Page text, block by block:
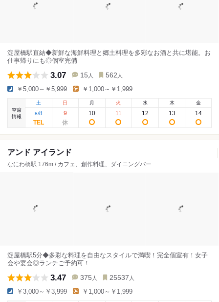
淀屋橋駅直結◆新鮮な海鮮料理と郷土料理を多彩なお酒と共に堪能。お
仕事帰りにも◎個室完備
3.07 15 人 562 人
￥5,000～￥5,999 ￥1,000～￥1,999
空席
情報
土
8/8
日
9
月
10
火
11
水
12
木
13
金
14
アンド アイランド
なにわ橋駅 176m / カフェ、創作料理、ダイニングバー
淀屋橋駅5分◆多彩な料理を自由なスタイルで満喫！完全個室有！女子
会や宴会◎ランチご予約可！
3.47 375 人 25537 人
￥3,000～￥3,999 ￥1,000～￥1,999